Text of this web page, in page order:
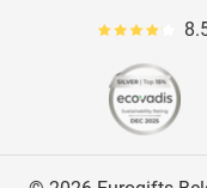
Gemiddeld